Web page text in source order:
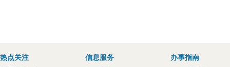
热点关注 信息服务 办事指南